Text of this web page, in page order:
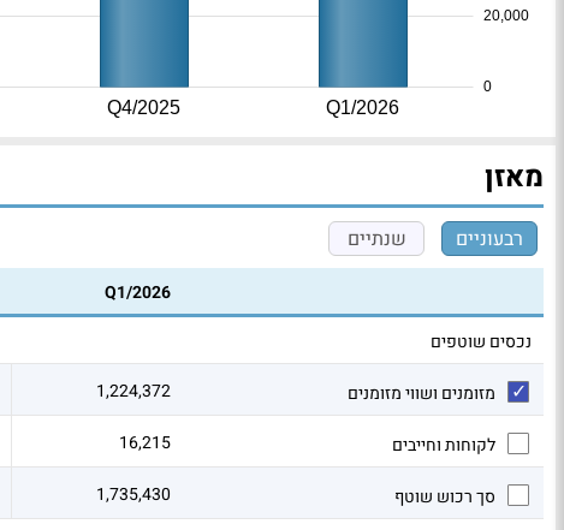
Q1/2026
Q4/2025
0
20,000
מאזן
רבעוניים שנתיים
Q1/2026
נכסים שוטפים
מזומנים ושווי מזומנים 1,224,372
לקוחות וחייבים 16,215
סך רכוש שוטף 1,735,430